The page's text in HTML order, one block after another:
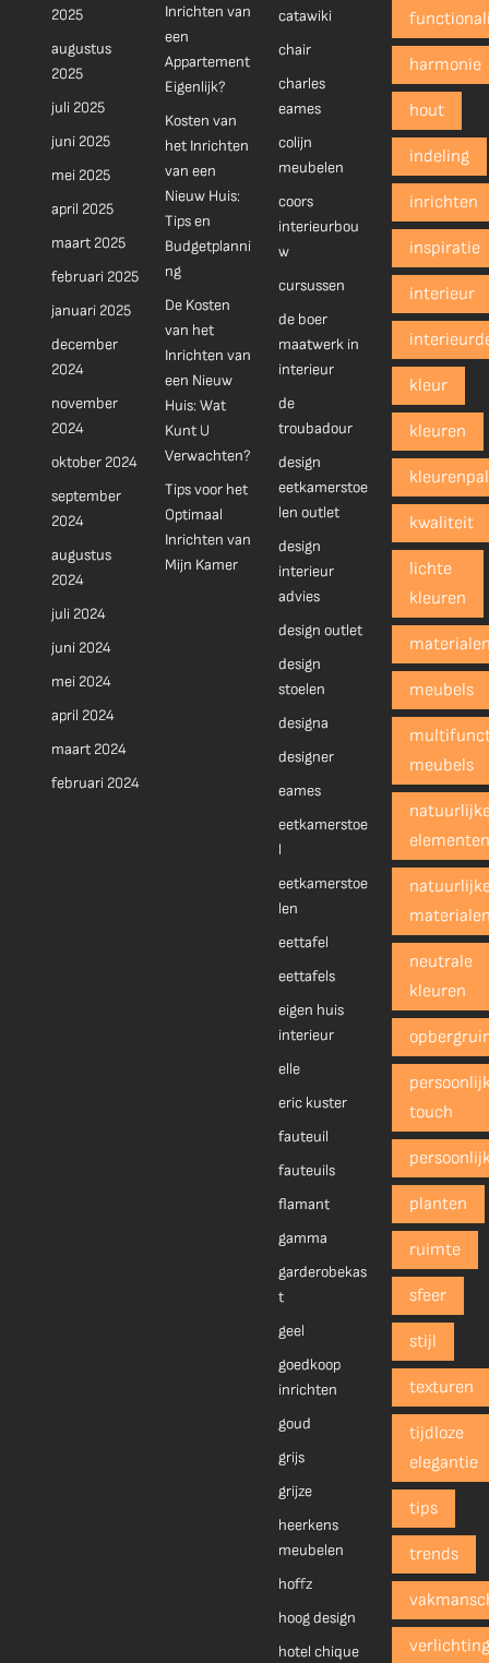
2025
augustus
2025
juli 2025
juni 2025
mei 2025
april 2025
maart 2025
februari 2025
januari 2025
december
2024
november
2024
oktober 2024
september
2024
augustus
2024
juli 2024
juni 2024
mei 2024
april 2024
maart 2024
februari 2024
Inrichten van
een
Appartement
Eigenlijk?
Kosten van
het Inrichten
van een
Nieuw Huis:
Tips en
Budgetplanni
ng
De Kosten
van het
Inrichten van
een Nieuw
Huis: Wat
Kunt U
Verwachten?
Tips voor het
Optimaal
Inrichten van
Mijn Kamer
catawiki
chair
charles
eames
colijn
meubelen
coors
interieurbou
w
cursussen
de boer
maatwerk in
interieur
de
troubadour
design
eetkamerstoe
len outlet
design
interieur
advies
design outlet
design
stoelen
designa
designer
eames
eetkamerstoe
l
eetkamerstoe
len
eettafel
eettafels
eigen huis
interieur
elle
eric kuster
fauteuil
fauteuils
flamant
gamma
garderobekas
t
geel
goedkoop
inrichten
goud
grijs
grijze
heerkens
meubelen
hoffz
hoog design
hotel chique
harmonie
hout
indeling
inrichten
inspiratie
interieur
kleur
kleuren
kwaliteit
lichte
kleuren
meubels
meubels
neutrale
kleuren
touch
planten
ruimte
sfeer
stijl
texturen
tijdloze
elegantie
tips
trends